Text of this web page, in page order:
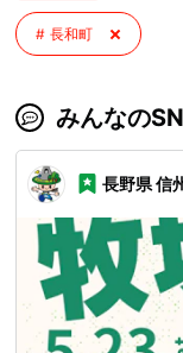
長和町
みんなの
長野県 信